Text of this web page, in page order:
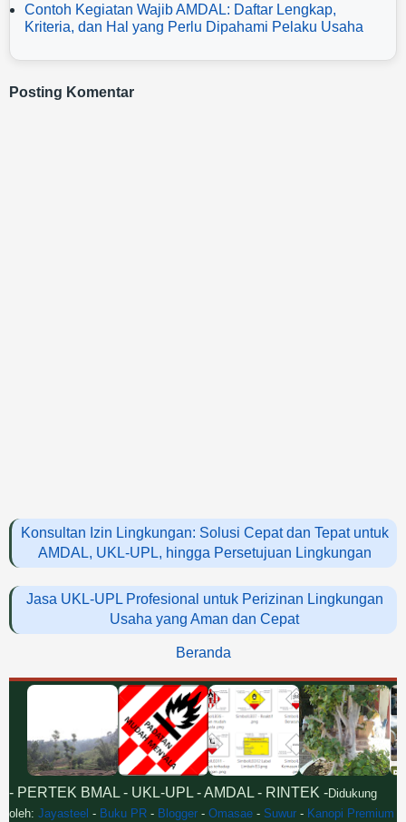
Contoh Kegiatan Wajib AMDAL: Daftar Lengkap,
Kriteria, dan Hal yang Perlu Dipahami Pelaku Usaha
Posting Komentar
Konsultan Izin Lingkungan: Solusi Cepat dan Tepat untuk
AMDAL, UKL-UPL, hingga Persetujuan Lingkungan
Jasa UKL-UPL Profesional untuk Perizinan Lingkungan
Usaha yang Aman dan Cepat
Beranda
- PERTEK BMAL - UKL-UPL - AMDAL - RINTEK -Didukung
oleh: Jayasteel - Buku PR - Blogger - Omasae - Suwur - Kanopi Premium